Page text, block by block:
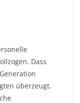
Dass
überzeugt.